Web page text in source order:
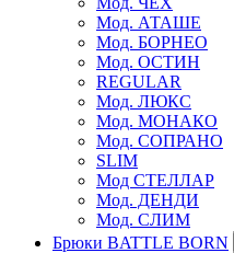
Мод. АТАШЕ
Мод. БОРНЕО
Мод. ОСТИН
REGULAR
Мод. ЛЮКС
Мод. МОНАКО
Мод. СОПРАНО
SLIM
Мод СТЕЛЛАР
Мод. ДЕНДИ
Мод. СЛИМ
Брюки BATTLE BORN